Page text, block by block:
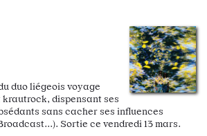
duo liégeois voyage
dispensant ses
sans cacher ses influences
Sortie ce vendredi 13 mars.